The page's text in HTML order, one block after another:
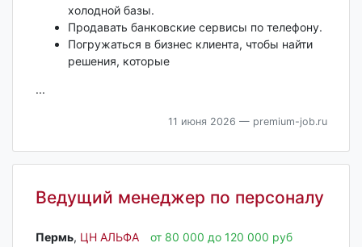
холодной базы.
Продавать банковские сервисы по телефону.
Погружаться в бизнес клиента, чтобы найти
решения, которые
...
11 июня 2026 — premium-job.ru
Ведущий менеджер по персоналу
Пермь‎, ЦН АЛЬФА от 80 000 до 120 000 руб